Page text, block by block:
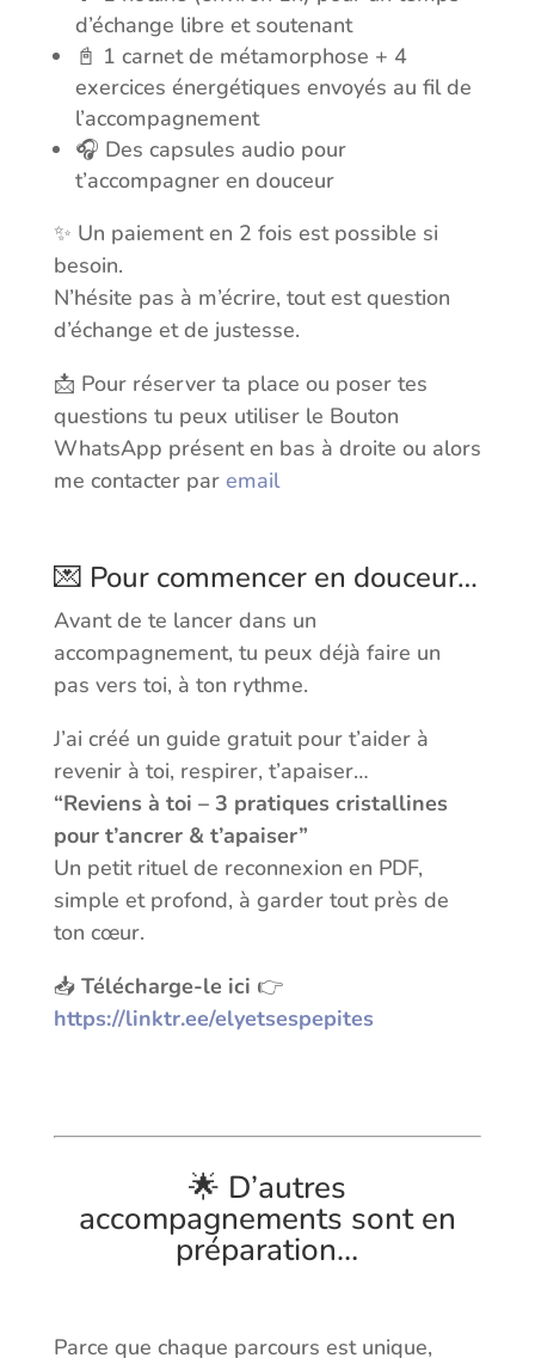
d’échange libre et soutenant
📓 1 carnet de métamorphose + 4
exercices énergétiques envoyés au fil de
l’accompagnement
🎧 Des capsules audio pour
t’accompagner en douceur
✨ Un paiement en 2 fois est possible si
besoin.
N’hésite pas à m’écrire, tout est question
d’échange et de justesse.
📩 Pour réserver ta place ou poser tes
questions tu peux utiliser le Bouton
WhatsApp présent en bas à droite ou alors
me contacter par email
💌 Pour commencer en douceur…
Avant de te lancer dans un
accompagnement, tu peux déjà faire un
pas vers toi, à ton rythme.
J’ai créé un guide gratuit pour t’aider à
revenir à toi, respirer, t’apaiser…
“Reviens à toi – 3 pratiques cristallines
pour t’ancrer & t’apaiser”
Un petit rituel de reconnexion en PDF,
simple et profond, à garder tout près de
ton cœur.
📥 Télécharge-le ici 👉
https://linktr.ee/elyetsespepites
🌟 D’autres
accompagnements sont en
préparation…
Parce que chaque parcours est unique,